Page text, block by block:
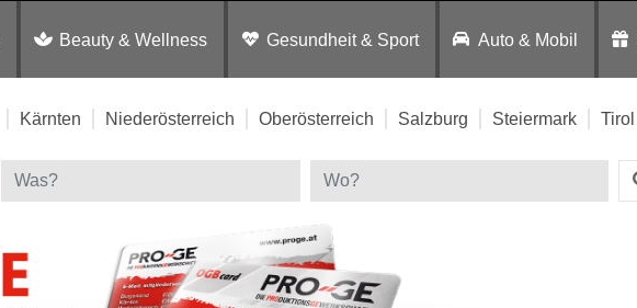
Beauty & Wellness Gesundheit & Sport Auto & Mobil
Kärnten Niederösterreich Oberösterreich Salzburg Steiermark Tirol